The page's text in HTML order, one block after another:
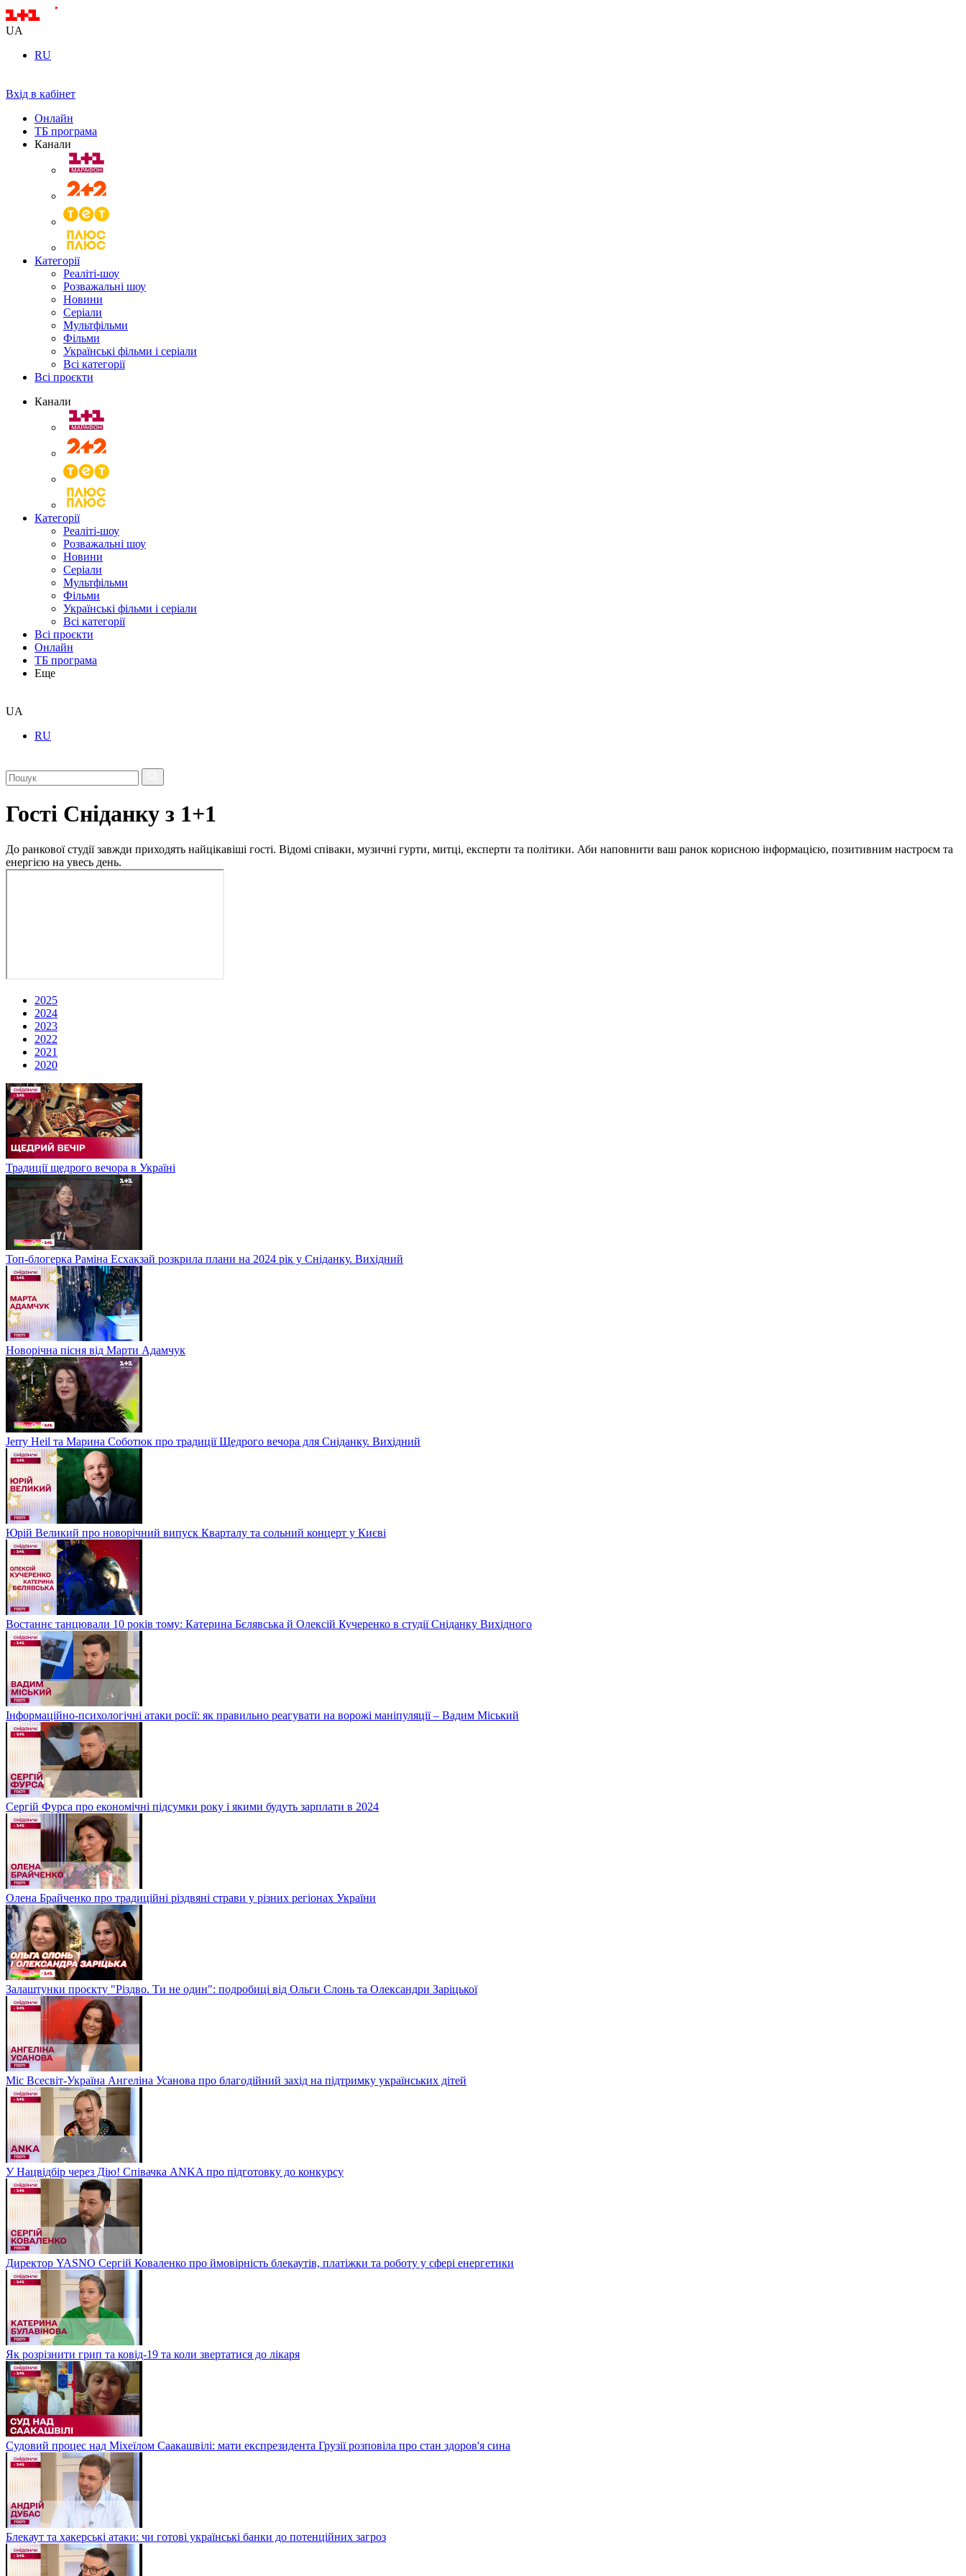
UA
RU
Вхід в кабінет
Онлайн
ТБ програма
Канали
Категорії
Реаліті-шоу
Розважальні шоу
Новини
Серіали
Мультфільми
Фільми
Українські фільми і серіали
Всі категорії
Всі проєкти
Канали
Категорії
Реаліті-шоу
Розважальні шоу
Новини
Серіали
Мультфільми
Фільми
Українські фільми і серіали
Всі категорії
Всі проєкти
Онлайн
ТБ програма
Еще
UA
RU
Гості Сніданку з 1+1
До ранкової студії завжди приходять найцікавіші гості. Відомі співаки, музичні гурти, митці, експерти та політики. Аби наповнити ваш ранок корисною інформацією, позитивним настроєм та
енергією на увесь день.
2025
2024
2023
2022
2021
2020
Традиції щедрого вечора в Україні
Топ-блогерка Раміна Есхакзай розкрила плани на 2024 рік у Сніданку. Вихідний
Новорічна пісня від Марти Адамчук
Jerry Heil та Марина Соботюк про традиції Щедрого вечора для Сніданку. Вихідний
Юрій Великий про новорічний випуск Кварталу та сольний концерт у Києві
Востаннє танцювали 10 років тому: Катерина Бєлявська й Олексій Кучеренко в студії Сніданку Вихідного
Інформаційно-психологічні атаки росії: як правильно реагувати на ворожі маніпуляції – Вадим Міський
Сергій Фурса про економічні підсумки року і якими будуть зарплати в 2024
Олена Брайченко про традиційні різдвяні страви у різних регіонах України
Залаштунки проєкту "Різдво. Ти не один": подробиці від Ольги Слонь та Олександри Заріцької
Міс Всесвіт-Україна Ангеліна Усанова про благодійний захід на підтримку українських дітей
У Нацвідбір через Дію! Співачка ANKA про підготовку до конкурсу
Директор YASNO Сергій Коваленко про ймовірність блекаутів, платіжки та роботу у сфері енергетики
Як розрізнити грип та ковід-19 та коли звертатися до лікаря
Судовий процес над Міхеїлом Саакашвілі: мати експрезидента Грузії розповіла про стан здоров'я сина
Блекаут та хакерські атаки: чи готові українські банки до потенційних загроз